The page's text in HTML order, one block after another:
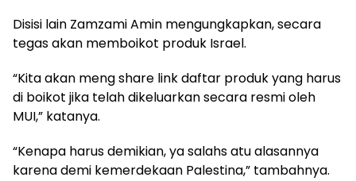
Disisi lain Zamzami Amin mengungkapkan, secara
tegas akan memboikot produk Israel.
“Kita akan meng share link daftar produk yang harus
di boikot jika telah dikeluarkan secara resmi oleh
MUI,” katanya.
“Kenapa harus demikian, ya salahs atu alasannya
karena demi kemerdekaan Palestina,” tambahnya.